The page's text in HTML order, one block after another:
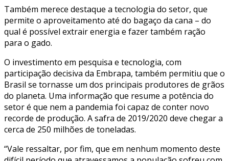
Também merece destaque a tecnologia do setor, que
permite o aproveitamento até do bagaço da cana – do
qual é possível extrair energia e fazer também ração
para o gado.
O investimento em pesquisa e tecnologia, com
participação decisiva da Embrapa, também permitiu que o
Brasil se tornasse um dos principais produtores de grãos
do planeta. Uma informação que resume a potência do
setor é que nem a pandemia foi capaz de conter novo
recorde de produção. A safra de 2019/2020 deve chegar a
cerca de 250 milhões de toneladas.
“Vale ressaltar, por fim, que em nenhum momento deste